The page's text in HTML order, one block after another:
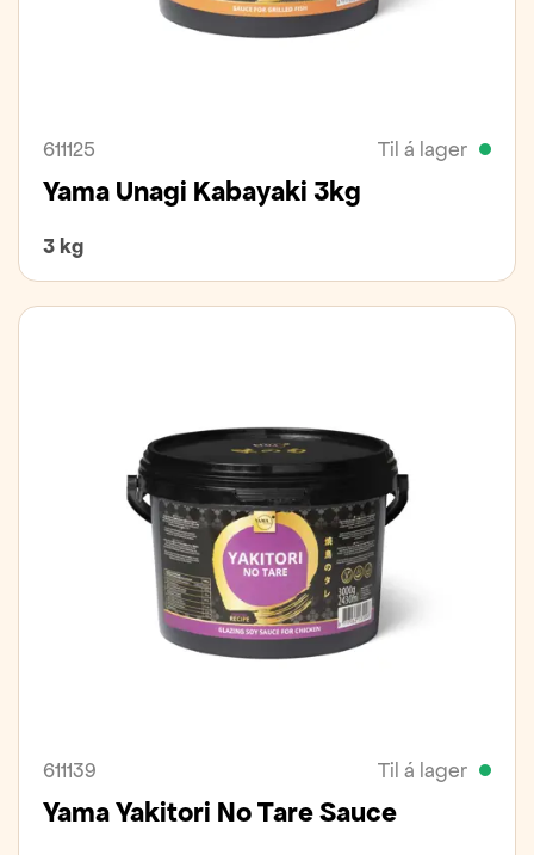
611125 Til á lager
Yama Unagi Kabayaki 3kg
3 kg
611139 Til á lager
Yama Yakitori No Tare Sauce